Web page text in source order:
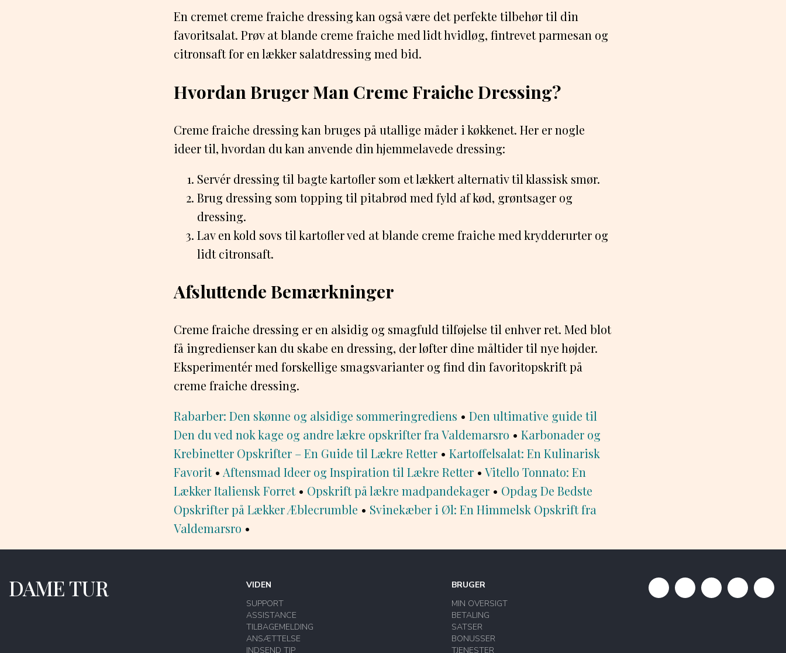
En cremet creme fraiche dressing kan også være det perfekte tilbehør til din
favoritsalat. Prøv at blande creme fraiche med lidt hvidløg, fintrevet parmesan og
citronsaft for en lækker salatdressing med bid.
Hvordan Bruger Man Creme Fraiche Dressing?
Creme fraiche dressing kan bruges på utallige måder i køkkenet. Her er nogle
ideer til, hvordan du kan anvende din hjemmelavede dressing:
Servér dressing til bagte kartofler som et lækkert alternativ til klassisk smør.
Brug dressing som topping til pitabrød med fyld af kød, grøntsager og
dressing.
Lav en kold sovs til kartofler ved at blande creme fraiche med krydderurter og
lidt citronsaft.
Afsluttende Bemærkninger
Creme fraiche dressing er en alsidig og smagfuld tilføjelse til enhver ret. Med blot
få ingredienser kan du skabe en dressing, der løfter dine måltider til nye højder.
Eksperimentér med forskellige smagsvarianter og find din favoritopskrift på
creme fraiche dressing.
Rabarber: Den skønne og alsidige sommeringrediens • Den ultimative guide til
Den du ved nok kage og andre lækre opskrifter fra Valdemarsro • Karbonader og
Krebinetter Opskrifter – En Guide til Lækre Retter • Kartoffelsalat: En Kulinarisk
Favorit• Aftensmad Ideer og Inspiration til Lækre Retter • Vitello Tonnato: En
Lækker Italiensk Forret• Opskrift på lækre madpandekager • Opdag De Bedste
Opskrifter på Lækker Æblecrumble • Svinekæber i Øl: En Himmelsk Opskrift fra
Valdemarsro •
DAME TUR
VIDEN
SUPPORT
ASSISTANCE
TILBAGEMELDING
ANSÆTTELSE
INDSEND TIP
BRUGER
MIN OVERSIGT
BETALING
SATSER
BONUSSER
TJENESTER